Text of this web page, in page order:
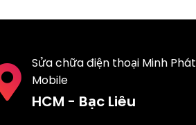
Sửa chữa điện thoại Minh Phát
Mobile
HCM - Bạc Liêu